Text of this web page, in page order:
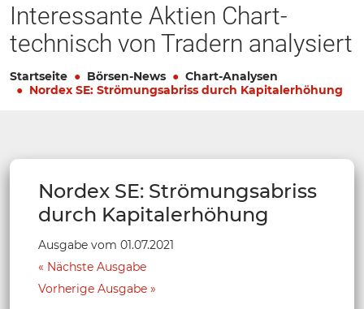
Interessante Aktien Chart-
technisch von Tradern analysiert
Startseite Börsen-News
Chart-Analysen
Nordex SE: Strömungsabriss durch Kapitalerhöhung
Nordex SE: Strömungsabriss
durch Kapitalerhöhung
Ausgabe vom 01.07.2021
Nächste Ausgabe
Vorherige Ausgabe